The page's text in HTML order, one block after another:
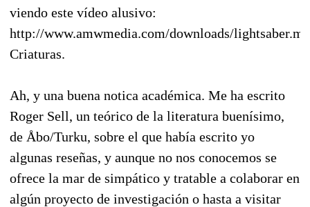
viendo este vídeo alusivo:
http://www.amwmedia.com/downloads/
Criaturas.
Ah, y una buena notica académica. Me ha escrito
Roger Sell, un teórico de la literatura buenísimo,
de Åbo/Turku, sobre el que había escrito yo
algunas reseñas, y aunque no nos conocemos se
ofrece la mar de simpático y tratable a colaborar en
algún proyecto de investigación o hasta a visitar